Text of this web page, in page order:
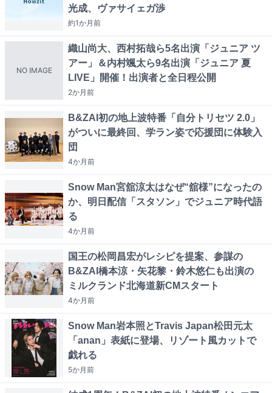
光成、ヴァサイェガ渉
約1か月前
NO IMAGE
織山尚大、西村拓哉ら5名出演「ジュニア ツ
アー」＆内村颯太ら9名出演「ジュニア 夏
LIVE」開催！出演者と全日程公開
2か月前
B&ZAI初の地上波特番「自分トリセツ 2.0」
がついに最終回、学ラン姿で応援団に体験入
団
4か月前
Snow Man宮舘涼太はなぜ“舘様”になったの
か、明日配信「スタソン」でジュニア時代語
る
4か月前
国王の松岡昌宏がレシピを提案、参謀の
B&ZAI橋本涼・矢花黎・鈴木悠仁も出演の
ミルクランド北海道新CMスタート
4か月前
Snow Man岩本照とTravis Japan松田元太
「anan」表紙に登場、リゾート風カットで
戯れる
5か月前